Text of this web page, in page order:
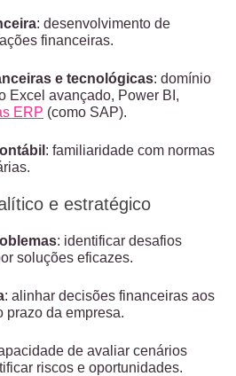
: desenvolvimento de
financeiras.
e tecnológicas: domínio
Excel avançado, Power BI,
ERP (como SAP).
: familiaridade com normas
e estratégico
: identificar desafios
soluções eficazes.
: alinhar decisões financeiras aos
prazo da empresa.
de avaliar cenários
riscos e oportunidades.